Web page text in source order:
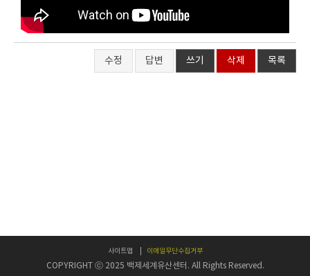
수정 답변 쓰기 삭제 목록
사이트맵 이메일무단수집거부
COPYRIGHT ⓒ 2025 백제세계유산센터. All Rights Reserved.